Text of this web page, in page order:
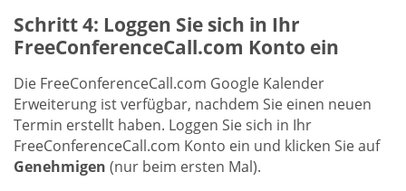
Schritt 4: Loggen Sie sich in Ihr
FreeConferenceCall.com Konto ein
Die FreeConferenceCall.com Google Kalender
Erweiterung ist verfügbar, nachdem Sie einen neuen
Termin erstellt haben. Loggen Sie sich in Ihr
FreeConferenceCall.com Konto ein und klicken Sie auf
Genehmigen (nur beim ersten Mal).